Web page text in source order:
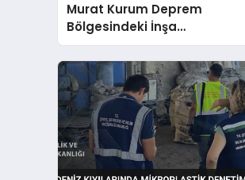
Murat Kurum Deprem
Bölgesindeki İnşa
Seferberliğini Değerlendirdi